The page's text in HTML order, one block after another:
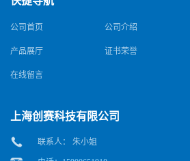
公司首页 公司介绍
产品展厅 证书荣誉
在线留言
上海创赛科技有限公司
联系人： 朱小姐